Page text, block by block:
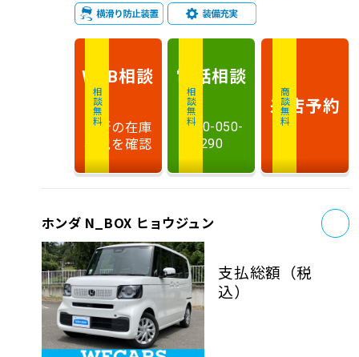
相談無料
WEB相談
最新の在庫
状況を確認
相談無料
電話相談
0120-050-
290
商談無料
来店予約
ホンダ N_BOX ヒョウジュン
支払総額 （税
込）